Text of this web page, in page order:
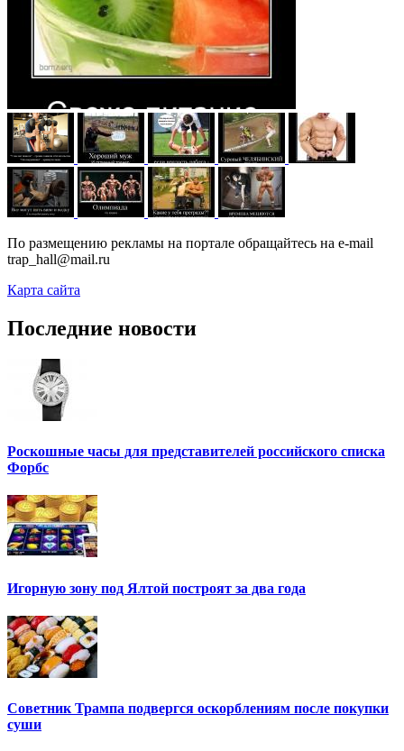
По размещению рекламы на портале обращайтесь на e-mail
trap_hall@mail.ru
Карта сайта
Последние новости
Роскошные часы для представителей российского списка
Форбс
Игорную зону под Ялтой построят за два года
Советник Трампа подвергся оскорблениям после покупки
суши